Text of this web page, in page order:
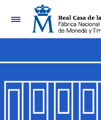
Navigation
Show/Hide